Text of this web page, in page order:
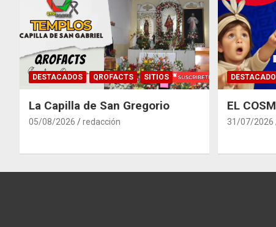
DESTACADOS QROFACTS SITIOS
La Capilla de San Gregorio
05/08/2026 redacción
EL
31/07/2026